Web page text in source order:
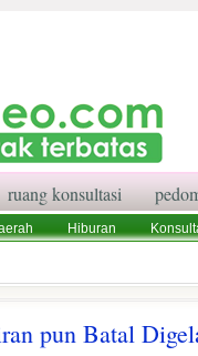
ruang konsultasi
Hiburan
pun Batal